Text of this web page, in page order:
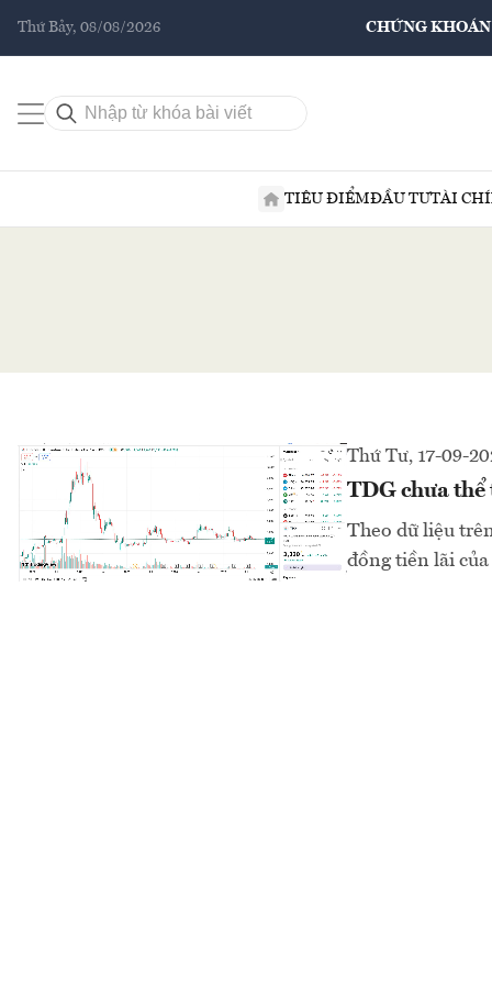
Thứ Bảy, 08/08/2026 CHỨNG KHOÁN
TIÊU ĐIỂMĐẦU TƯTÀI
Thứ Tư, 17-09-
TDG chưa
Theo dữ liệu
đồng tiền lãi